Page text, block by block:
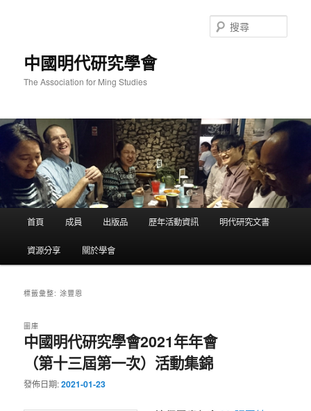
中國明代研究學會
The Association for Ming Studies
尋
首頁 成員 出版品 歷年活動資訊 明代研究文書
資源分享 關於學會
標籤彙整:涂豐恩
中國明代研究學會2021年年會
（第十三屆第一次）活動集錦
圖庫
發佈日期:2021-01-23